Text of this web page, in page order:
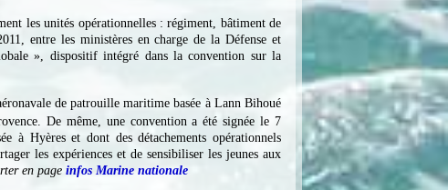
les unités opérationnelles : régiment, bâtiment de
entre les ministères en charge de la Défense et
», dispositif intégré dans la convention sur la
de patrouille maritime basée à Lann Bihoué
De même, une convention a été signée le 7
à Hyères et dont des détachements opérationnels
les expériences et de sensibiliser les jeunes aux
en page infos Marine nationale